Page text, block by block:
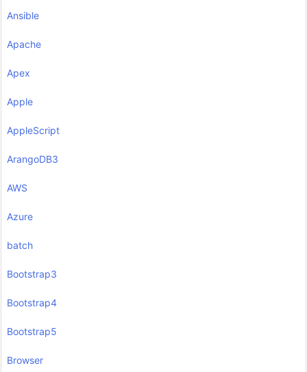
Ansible
Apache
Apex
Apple
AppleScript
ArangoDB3
AWS
Azure
batch
Bootstrap3
Bootstrap4
Bootstrap5
Browser